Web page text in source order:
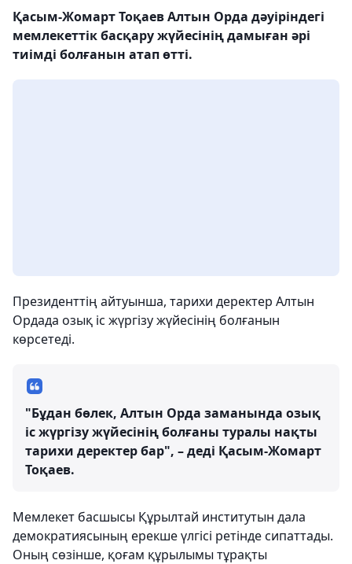
Қасым-Жомарт Тоқаев Алтын Орда дәуіріндегі
мемлекеттік басқару жүйесінің дамыған әрі
тиімді болғанын атап өтті.
Президенттің айтуынша, тарихи деректер Алтын
Ордада озық іс жүргізу жүйесінің болғанын
көрсетеді.
"Бұдан бөлек, Алтын Орда заманында озық
іс жүргізу жүйесінің болғаны туралы нақты
тарихи деректер бар", – деді Қасым-Жомарт
Тоқаев.
Мемлекет басшысы Құрылтай институтын дала
демократиясының ерекше үлгісі ретінде сипаттады.
Оның сөзінше, қоғам құрылымы тұрақты